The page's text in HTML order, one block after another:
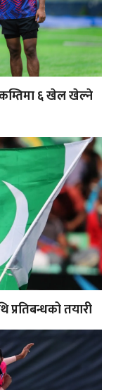
कम्तिमा ६ खेल खेल्ने
प्रतिबन्धको तयारी